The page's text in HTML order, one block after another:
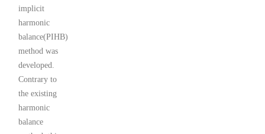
implicit
harmonic
balance(PIHB)
method was
developed.
Contrary to
the existing
harmonic
balance